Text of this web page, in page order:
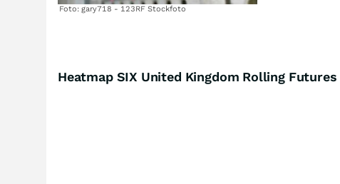
Foto: gary718 - 123RF Stockfoto
Heatmap SIX United Kingdom Rolling Futures